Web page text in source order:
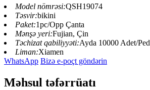
Model nömrəsi:QSH19074
Təsvir:bikini
Paket:1pc/Opp Çanta
Mənşə yeri:Fujian, Çin
Təchizat qabiliyyəti:Ayda 10000 Adet/Ped
Liman:Xiamen
WhatsApp Bizə e-poçt göndərin
Məhsul təfərrüatı